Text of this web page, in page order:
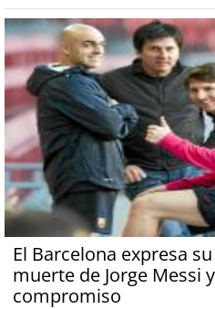
El Barcelona expresa
muerte de Jorge Messi
compromiso